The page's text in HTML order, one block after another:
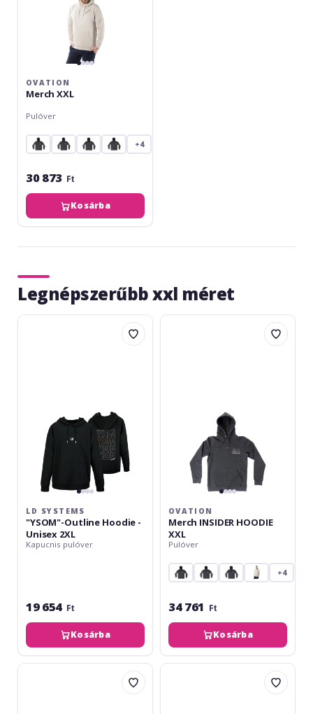
OVATION
Merch XXL
Pulóver
+4
30 873 Ft
Kosárba
Legnépszerűbb xxl méret
LD
LD SYSTEMS
"YSOM"-Outline Hoodie -
Unisex 2XL
Kapucnis pulóver
19 654 Ft
Kosárba
Ovation
OVATION
Merch INSIDER HOODIE
XXL
Pulóver
+4
34 761 Ft
Kosárba
Fender
Fender